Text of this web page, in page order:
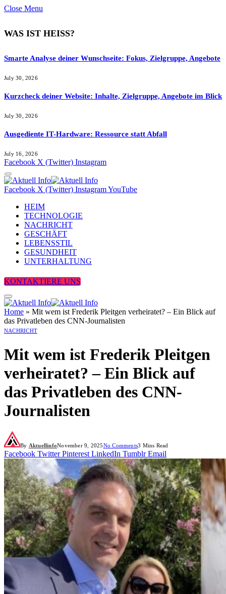
Close Menu
WAS IST HEISS?
Smarte Analyse deiner Wunschseite: Fokus, Zielgruppe, Angebote
July 30, 2026
Kurzcheck deiner Website: Inhalte, Zielgruppe, Angebote im Blick
July 30, 2026
Ausgediente IT-Hardware: Ressource statt Abfall
July 16, 2026
Facebook X (Twitter) Instagram
Facebook X (Twitter) InstagramYouTube
HEIM
TECHNOLOGIE
NACHRICHT
GESCHÄFT
LEBENSSTIL
GESUNDHEIT
UNTERHALTUNG
KONTAKTIERE UNS
Home » Mit wem ist Frederik Pleitgen verheiratet? – Ein Blick auf
das Privatleben des CNN-Journalisten
NACHRICHT
Mit wem ist Frederik Pleitgen
verheiratet? – Ein Blick auf
das Privatleben des CNN-
Journalisten
By AktuellinfoNovember 9, 2025No Comments3 Mins Read
Facebook Twitter Pinterest LinkedIn Tumblr Email